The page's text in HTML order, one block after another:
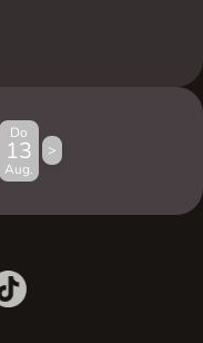
Do
13
Aug.
>